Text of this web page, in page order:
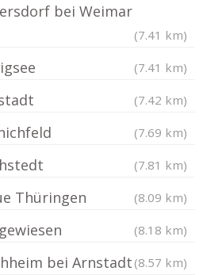
bei Weimar
(7.41 km)
(7.41 km)
(7.42 km)
(7.69 km)
(7.81 km)
Thüringen (8.09 km)
(8.18 km)
bei Arnstadt (8.57 km)